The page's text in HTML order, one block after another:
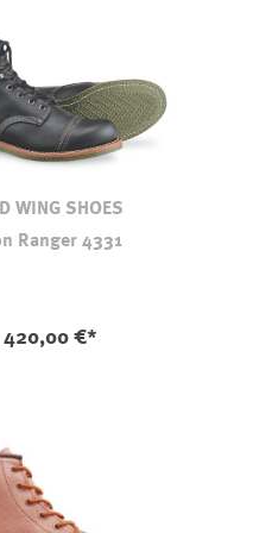
WING SHOES
Ranger 4331
420,00 €*